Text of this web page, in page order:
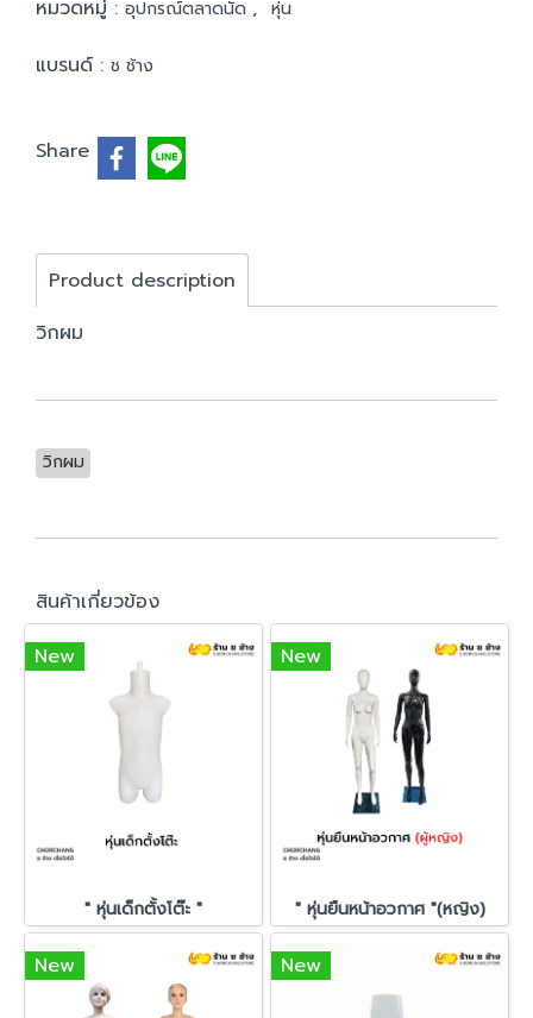
หมวดหมู่ : อุปกรณ์ตลาดนัด , หุ่น
แบรนด์ : ช ช้าง
Share
Product description
วิกผม
วิกผม
สินค้าเกี่ยวข้อง
New
" หุ่นเด็กตั้งโต๊ะ "
New
" หุ่นยืนหน้าอวกาศ "(หญิง)
New New